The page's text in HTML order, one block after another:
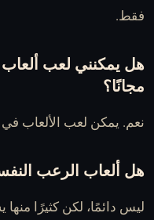
فقط.
هل يمكنني لعب ألعاب
مجانًا؟
نعم. يمكن لعب الألعاب
هل ألعاب الرعب
ليس دائمًا، لكن كثيرًا منها